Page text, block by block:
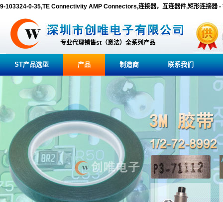
9-103324-0-35,TE Connectivity AMP Connectors,连接器，互连器件,矩形连接器 -
专业代理销售st（意法）全系列产品
ST产品选型 产品 制造商 联系我们